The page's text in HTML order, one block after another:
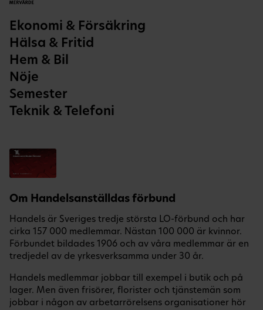
Ekonomi & Försäkring
Hälsa & Fritid
Hem & Bil
Nöje
Semester
Teknik & Telefoni
Om Handelsanställdas förbund
Handels är Sveriges tredje största LO-förbund och har
cirka 157 000 medlemmar. Nästan 100 000 är kvinnor.
Förbundet bildades 1906 och av våra medlemmar är en
tredjedel av de yrkesverksamma under 30 år.
Handels medlemmar jobbar till exempel i butik och på
lager. Men även frisörer, florister och tjänstemän som
jobbar i någon av arbetarrörelsens organisationer hör